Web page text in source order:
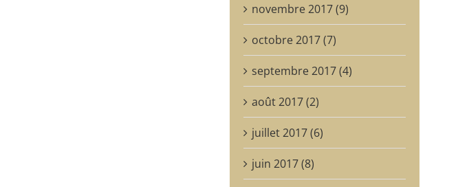
novembre 2017 (9)
octobre 2017 (7)
septembre 2017 (4)
août 2017 (2)
juillet 2017 (6)
juin 2017 (8)